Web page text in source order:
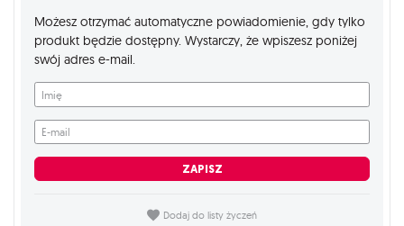
Możesz otrzymać automatyczne powiadomienie, gdy tylko
produkt będzie dostępny. Wystarczy, że wpiszesz poniżej
swój adres e-mail.
Imię
E-mail
ZAPISZ
Dodaj do listy życzeń